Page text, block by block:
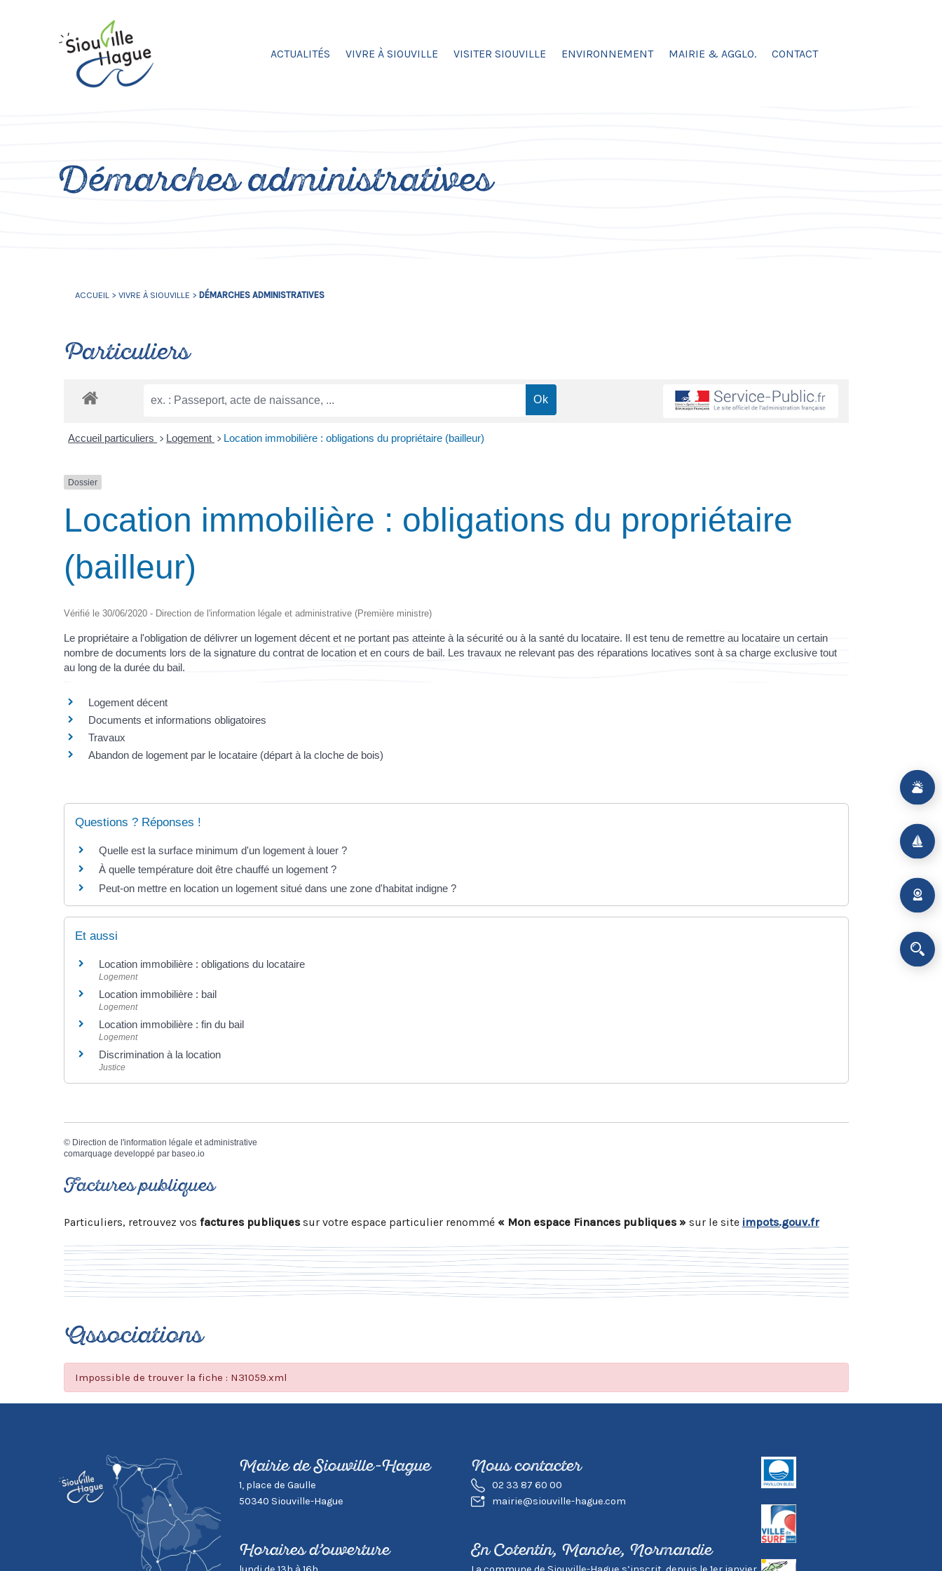
ACTUALITÉS VIVRE À SIOUVILLE VISITER SIOUVILLE ENVIRONNEMENT MAIRIE & AGGLO. CONTACT
Démarches administratives
ACCUEIL > VIVRE À SIOUVILLE > DÉMARCHES ADMINISTRATIVES
Particuliers
Accueil particuliers > Logement > Location immobilière : obligations du propriétaire (bailleur)
Dossier
Location immobilière : obligations du propriétaire
(bailleur)
Vérifié le 30/06/2020 - Direction de l'information légale et administrative (Première ministre)
Le propriétaire a l'obligation de délivrer un logement décent et ne portant pas atteinte à la sécurité ou à la santé du locataire. Il est tenu de remettre au locataire un certain
nombre de documents lors de la signature du contrat de location et en cours de bail. Les travaux ne relevant pas des réparations locatives sont à sa charge exclusive tout
au long de la durée du bail.
Logement décent
Documents et informations obligatoires
Travaux
Abandon de logement par le locataire (départ à la cloche de bois)
Questions ? Réponses !
Quelle est la surface minimum d'un logement à louer ?
À quelle température doit être chauffé un logement ?
Peut-on mettre en location un logement situé dans une zone d'habitat indigne ?
Et aussi
Location immobilière : obligations du locataire
Logement
Location immobilière : bail
Logement
Location immobilière : fin du bail
Logement
Discrimination à la location
Justice
© Direction de l'information légale et administrative
comarquage developpé par baseo.io
Factures publiques
Particuliers, retrouvez vos factures publiquessur votre espace particulier renommé « Mon espace Finances publiques »sur le site impots.gouv.fr
Associations
Impossible de trouver la fiche : N31059.xml
Mairie de Siouville-Hague
1, place de Gaulle
50340 Siouville-Hague
Horaires d’ouverture
Nous contacter
02 33 87 60 00
mairie@siouville-hague.com
En Cotentin, Manche, Normandie